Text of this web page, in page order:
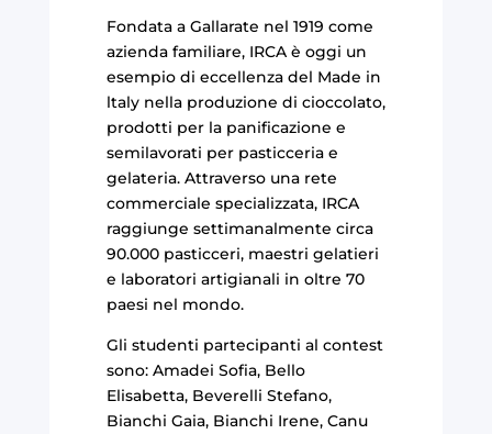
Fondata a Gallarate nel 1919 come
azienda familiare, IRCA è oggi un
esempio di eccellenza del Made in
ltaly nella produzione di cioccolato,
prodotti per la panificazione e
semilavorati per pasticceria e
gelateria. Attraverso una rete
commerciale specializzata, IRCA
raggiunge settimanalmente circa
90.000 pasticceri, maestri gelatieri
e laboratori artigianali in oltre 70
paesi nel mondo.
Gli studenti partecipanti al contest
sono: Amadei Sofia, Bello
Elisabetta, Beverelli Stefano,
Bianchi Gaia, Bianchi Irene, Canu